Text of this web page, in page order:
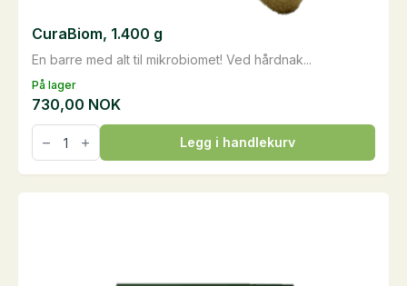
På lager
En barre med alt til mikrobiomet! Ved hårdnak...
CuraBiom, 1.400 g
730,00 NOK
CuraBiom,
1.400
g
antall
Legg i handlekurv